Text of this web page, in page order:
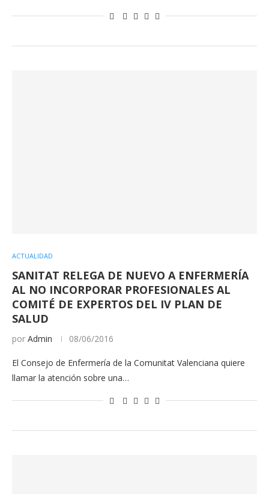
ACTUALIDAD
SANITAT RELEGA DE NUEVO A ENFERMERÍA
AL NO INCORPORAR PROFESIONALES AL
COMITÉ DE EXPERTOS DEL IV PLAN DE
SALUD
por Admin 08/06/2016
El Consejo de Enfermería de la Comunitat Valenciana quiere
llamar la atención sobre una…